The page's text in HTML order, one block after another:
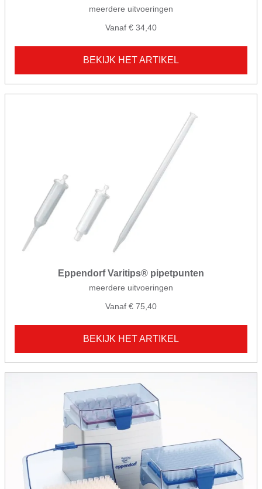
meerdere uitvoeringen
Vanaf € 34,40
BEKIJK HET ARTIKEL
Eppendorf Varitips® pipetpunten
meerdere uitvoeringen
Vanaf € 75,40
BEKIJK HET ARTIKEL